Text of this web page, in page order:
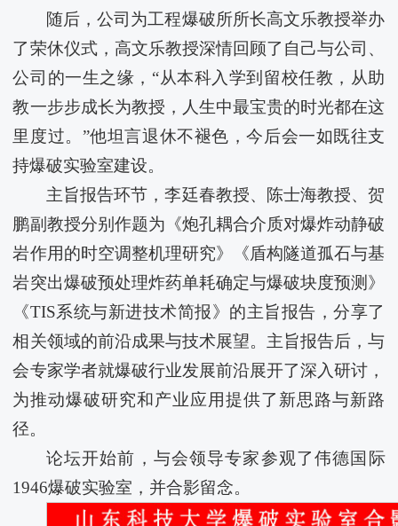
随后，公司为工程爆破所所长高文乐教授举办
了荣休仪式，高文乐教授深情回顾了自己与公司、
公司的一生之缘，“从本科入学到留校任教，从助
教一步步成长为教授，人生中最宝贵的时光都在这
里度过。”他坦言退休不褪色，今后会一如既往支
持爆破实验室建设。
主旨报告环节，李廷春教授、陈士海教授、贺
鹏副教授分别作题为《炮孔耦合介质对爆炸动静破
岩作用的时空调整机理研究》《盾构隧道孤石与基
岩突出爆破预处理炸药单耗确定与爆破块度预测》
《TIS系统与新进技术简报》的主旨报告，分享了
相关领域的前沿成果与技术展望。主旨报告后，与
会专家学者就爆破行业发展前沿展开了深入研讨，
为推动爆破研究和产业应用提供了新思路与新路
径。
论坛开始前，与会领导专家参观了伟德国际
1946爆破实验室，并合影留念。